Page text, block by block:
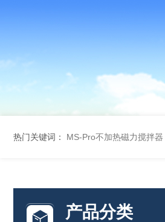
热门关键词： MS-Pro不加热磁力搅拌器
产品分类